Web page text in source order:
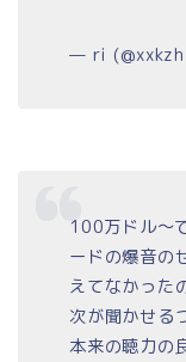
— ri
100万ドル〜
ードの爆音の
えてなかった
次が聞かせる
本来の聴力の